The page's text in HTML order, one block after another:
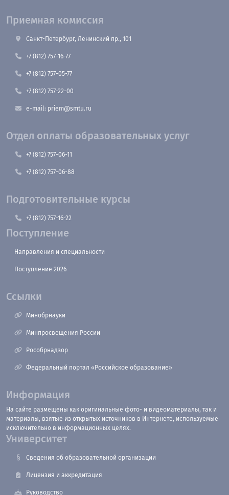
Приемная комиссия
Санкт-Петербург, Ленинский пр., 101
+7 (812) 757-16-77
+7 (812) 757-05-77
+7 (812) 757-22-00
e-mail: priem@smtu.ru
Отдел оплаты образовательных услуг
+7 (812) 757-06-11
+7 (812) 757-06-88
Подготовительные курсы
+7 (812) 757-16-22
Поступление
Направления и специальности
Поступление 2026
Ссылки
Минобрнауки
Минпросвещения России
Рособрнадзор
Федеральный портал «Российское образование»
Информация
На сайте размещены как оригинальные фото- и видеоматериалы, так и
материалы, взятые из открытых источников в Интернете, используемые
исключительно в информационных целях.
Университет
Сведения об образовательной организации
Лицензия и аккредитация
Руководство